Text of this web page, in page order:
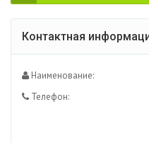
Контактная
Наименование:
Телефон: